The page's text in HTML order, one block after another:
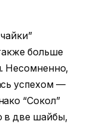
больше
Несомненно,
успехом —
“Сокол”
в две шайбы,